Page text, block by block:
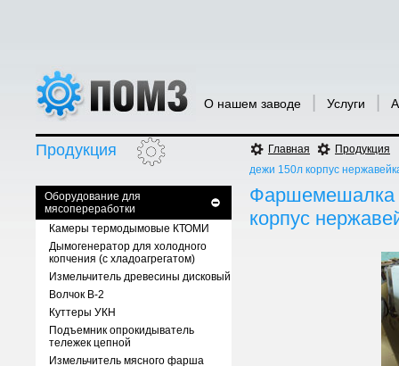
О нашем заводе Услуги
Продукция
Оборудование для
мясопереработки
Камеры термодымовые КТОМИ
Дымогенератор для холодного
копчения (с хладоагрегатом)
Измельчитель древесины дисковый
Волчок В-2
Куттеры УКН
Подъемник опрокидыватель
тележек цепной
Измельчитель мясного фарша
Главная
Продукция
дежи 150л корпус
корпус